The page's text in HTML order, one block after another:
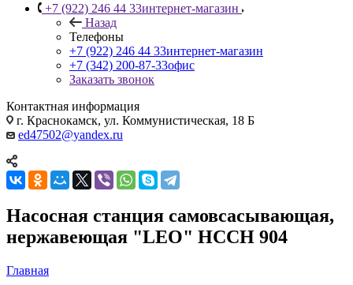
+7 (922) 246 44 33интернет-магазин
Назад
Телефоны
+7 (922) 246 44 33интернет-магазин
+7 (342) 200-87-33офис
Заказать звонок
Контактная информация
г. Краснокамск, ул. Коммунистическая, 18 Б
ed47502@yandex.ru
Насосная станция самовсасывающая,
нержавеющая "LEO" НССН 904
Главная